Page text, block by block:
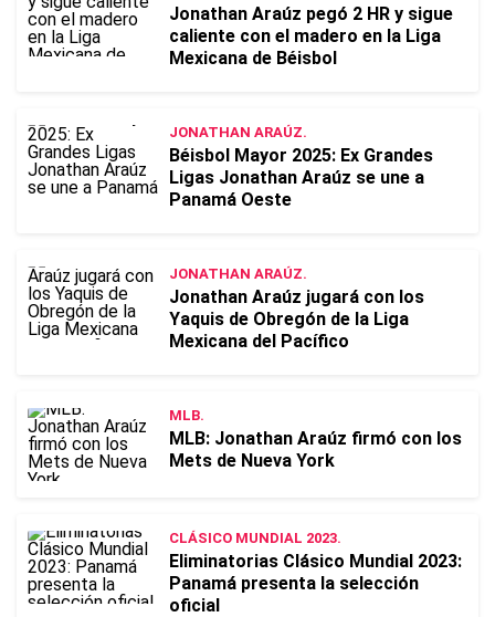
Jonathan Araúz pegó 2 HR y sigue
caliente con el madero en la Liga
Mexicana de Béisbol
JONATHAN ARAÚZ.
Béisbol Mayor 2025: Ex Grandes
Ligas Jonathan Araúz se une a
Panamá Oeste
JONATHAN ARAÚZ.
Jonathan Araúz jugará con los
Yaquis de Obregón de la Liga
Mexicana del Pacífico
MLB.
MLB: Jonathan Araúz firmó con los
Mets de Nueva York
CLÁSICO MUNDIAL 2023.
Eliminatorias Clásico Mundial 2023:
Panamá presenta la selección
oficial